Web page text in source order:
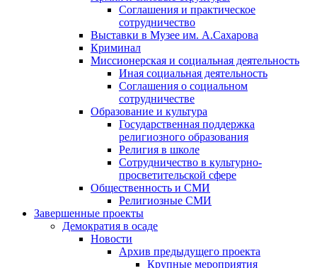
Соглашения и практическое
сотрудничество
Выставки в Музее им. А.Сахарова
Криминал
Миссионерская и социальная деятельность
Иная социальная деятельность
Соглашения о социальном
сотрудничестве
Образование и культура
Государственная поддержка
религиозного образования
Религия в школе
Сотрудничество в культурно-
просветительской сфере
Общественность и СМИ
Религиозные СМИ
Завершенные проекты
Демократия в осаде
Новости
Архив предыдущего проекта
Крупные мероприятия